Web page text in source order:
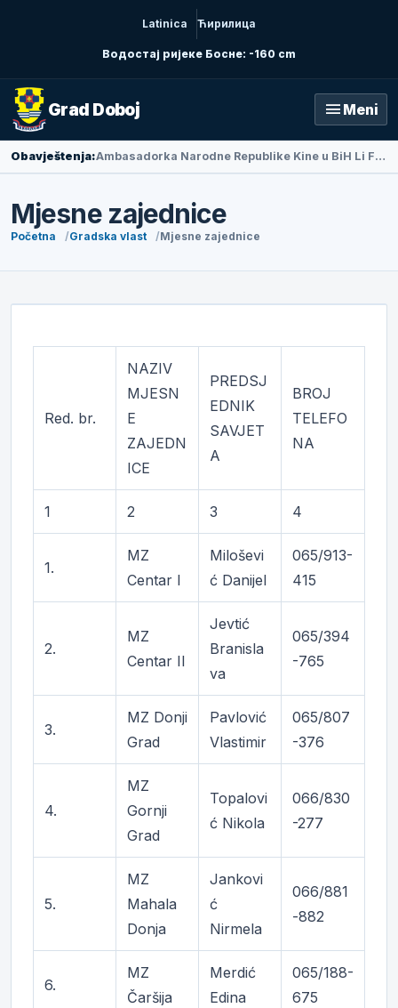
Latinica Ћирилица
Водостај ријеке Босне: -160 cm
Grad Doboj menu Meni
Obavještenja: Ambasadorka Narodne Republike Kine u BiH Li Fan posjetila Doboj
Mjesne zajednice
Početna Gradska vlast Mjesne zajednice
Red. br.
NAZIV
MJESN
E
ZAJEDN
ICE
PREDSJ
EDNIK
SAVJET
A
BROJ
TELEFO
NA
1 2 3 4
1.
MZ
Centar I
Miloševi
ć Danijel
065/913-
415
2.
MZ
Centar II
Jevtić
Branisla
va
065/394
-765
3.
MZ Donji
Grad
Pavlović
Vlastimir
065/807
-376
4.
MZ
Gornji
Grad
Topalovi
ć Nikola
066/830
-277
5.
MZ
Mahala
Donja
Jankovi
ć
Nirmela
066/881
-882
6.
MZ
Čaršija
Merdić
Edina
065/188-
675